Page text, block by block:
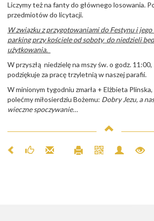
Liczymy też na fanty do głównego losowania.
przedmiotów do licytacji.
W związku z przygotowaniami do Festynu i jego
parking przy kościele od soboty do niedzieli
użytkowania.
W przyszłą niedzielę na mszy św. o godz.
podziękuje za pracę trzyletnią w naszej parafii.
W minionym tygodniu zmarła + Elżbieta
polećmy miłosierdziu Bożemu: Dobry Jezu, a
wieczne spoczywanie…